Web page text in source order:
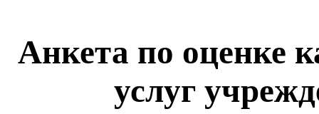
Анкета по оценке
услуг